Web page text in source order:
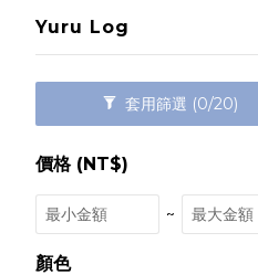
Yuru Log
套用篩選 (0/20)
價格 (NT$)
~
顏色